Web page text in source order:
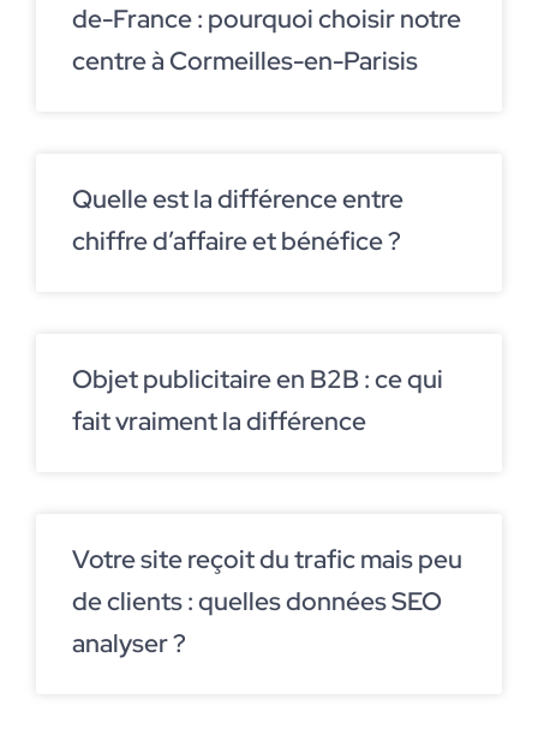
de-France : pourquoi choisir notre
centre à Cormeilles-en-Parisis
Quelle est la différence entre
chiffre d’affaire et bénéfice ?
Objet publicitaire en B2B : ce qui
fait vraiment la différence
Votre site reçoit du trafic mais peu
de clients : quelles données SEO
analyser ?